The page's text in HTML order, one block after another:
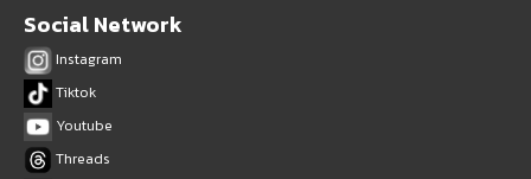
Social Network
Instagram
Tiktok
Youtube
Threads